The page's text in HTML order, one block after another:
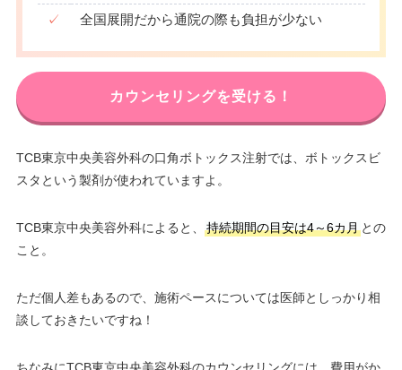
✓ 全国展開だから通院の際も負担が少ない
カウンセリングを受ける！
TCB東京中央美容外科の口角ボトックス注射では、ボトックスビ
スタという製剤が使われていますよ。
TCB東京中央美容外科によると、 持続期間の目安は4～6カ月との
こと。
ただ個人差もあるので、施術ペースについては医師としっかり相
談しておきたいですね！
ちなみにTCB東京中央美容外科のカウンセリングには、費用がか